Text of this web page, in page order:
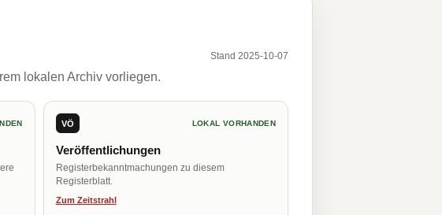
Stand 2025-10-07
lokalen Archiv vorliegen.
VÖ LOKAL VORHANDEN
Veröffentlichungen
Registerbekanntmachungen zu diesem
Registerblatt.
Zum Zeitstrahl